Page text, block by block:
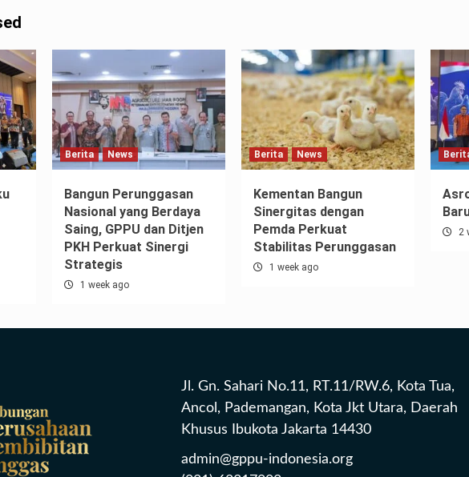
Berita News
Bangun Perunggasan
Nasional yang Berdaya
Saing, GPPU dan Ditjen
PKH Perkuat Sinergi
Strategis
1 week ago
Berita News
Kementan Bangun
Sinergitas dengan
Pemda Perkuat
Stabilitas Perunggasan
1 week ago
2
Jl. Gn. Sahari No.11, RT.11/RW.6, Kota Tua,
Ancol, Pademangan, Kota Jkt Utara, Daerah
Khusus Ibukota Jakarta 14430
admin@gppu-indonesia.org